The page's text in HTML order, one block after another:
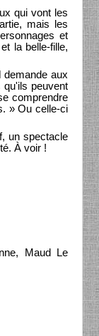
qui vont les
mais les
et
la belle-fille,
demande aux
qu'ils peuvent
comprendre
» Ou celle-ci
un spectacle
À voir !
Maud Le